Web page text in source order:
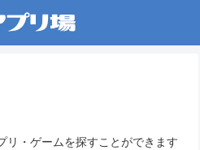
リ・ゲームを探すことができます